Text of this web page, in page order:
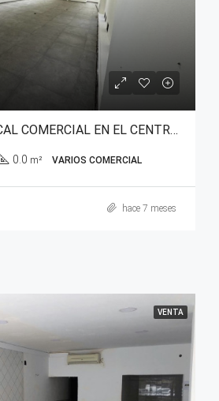
ALQUILER DE LOCAL COMERCIAL EN EL CENTRO DE VITORIA
0.0 m² VARIOS COMERCIAL
hace 7 meses
VENTA